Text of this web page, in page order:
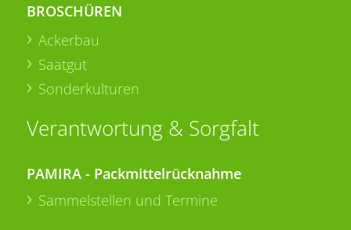
BROSCHÜREN
Ackerbau
Saatgut
Sonderkulturen
Verantwortung & Sorgfalt
PAMIRA - Packmittelrücknahme
Sammelstellen und Termine